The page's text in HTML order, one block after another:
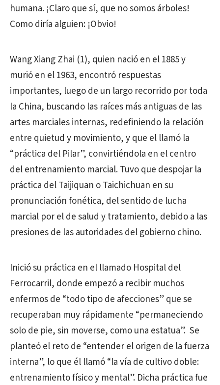
humana. ¡Claro que sí, que no somos árboles!
Como diría alguien: ¡Obvio!
Wang Xiang Zhai (1), quien nació en el 1885 y
murió en el 1963, encontró respuestas
importantes, luego de un largo recorrido por toda
la China, buscando las raíces más antiguas de las
artes marciales internas, redefiniendo la relación
entre quietud y movimiento, y que el llamó la
“práctica del Pilar”, convirtiéndola en el centro
del entrenamiento marcial. Tuvo que despojar la
práctica del Taijiquan o Taichichuan en su
pronunciación fonética, del sentido de lucha
marcial por el de salud y tratamiento, debido a las
presiones de las autoridades del gobierno chino.
Inició su práctica en el llamado Hospital del
Ferrocarril, donde empezó a recibir muchos
enfermos de “todo tipo de afecciones” que se
recuperaban muy rápidamente “permaneciendo
solo de pie, sin moverse, como una estatua”. Se
planteó el reto de “entender el origen de la fuerza
interna”, lo que él llamó “la vía de cultivo doble:
entrenamiento físico y mental”. Dicha práctica fue